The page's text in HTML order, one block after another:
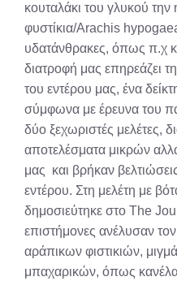
κουταλάκι του γλυκού
φυστίκια/Arachis
υδατάνθρακες, όπως π.χ
διατροφή μας επηρεάζει
του εντέρου μας, ένα
σύμφωνα με έρευνα του
δύο ξεχωριστές μελέτες,
αποτελέσματα μικρών
μας και βρήκαν
εντέρου. Στη μελέτη με
δημοσιεύτηκε στο The
επιστήμονες ανέλυσαν
αράπικων φιστικιών,
μπαχαρικών, όπως